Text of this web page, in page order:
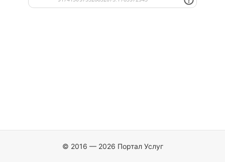
© 2016 — 2026 Портал Услуг